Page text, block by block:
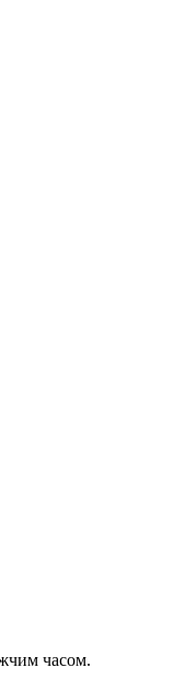
часом.